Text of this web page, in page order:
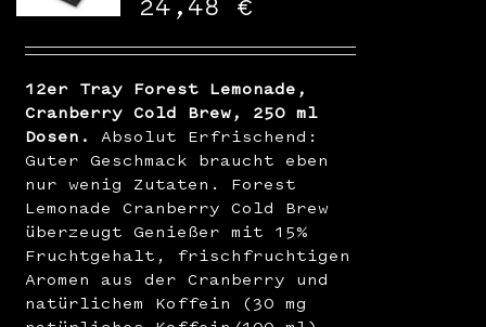
24,48 €
12er Tray Forest Lemonade,
Cranberry Cold Brew, 250 ml
Dosen.
Absolut Erfrischend:
Guter Geschmack braucht eben
nur wenig Zutaten. Forest
Lemonade Cranberry Cold Brew
überzeugt Genießer mit 15%
Fruchtgehalt, frischfruchtigen
Aromen aus der Cranberry und
natürlichem Koffein (30 mg